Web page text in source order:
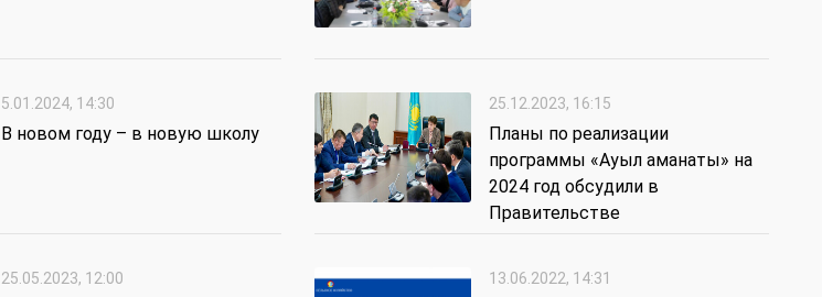
5.01.2024, 14:30
В новом году – в новую школу
25.12.2023, 16:15
Планы по реализации
программы «Ауыл аманаты» на
2024 год обсудили в
Правительстве
25.05.2023, 12:00 13.06.2022, 14:31